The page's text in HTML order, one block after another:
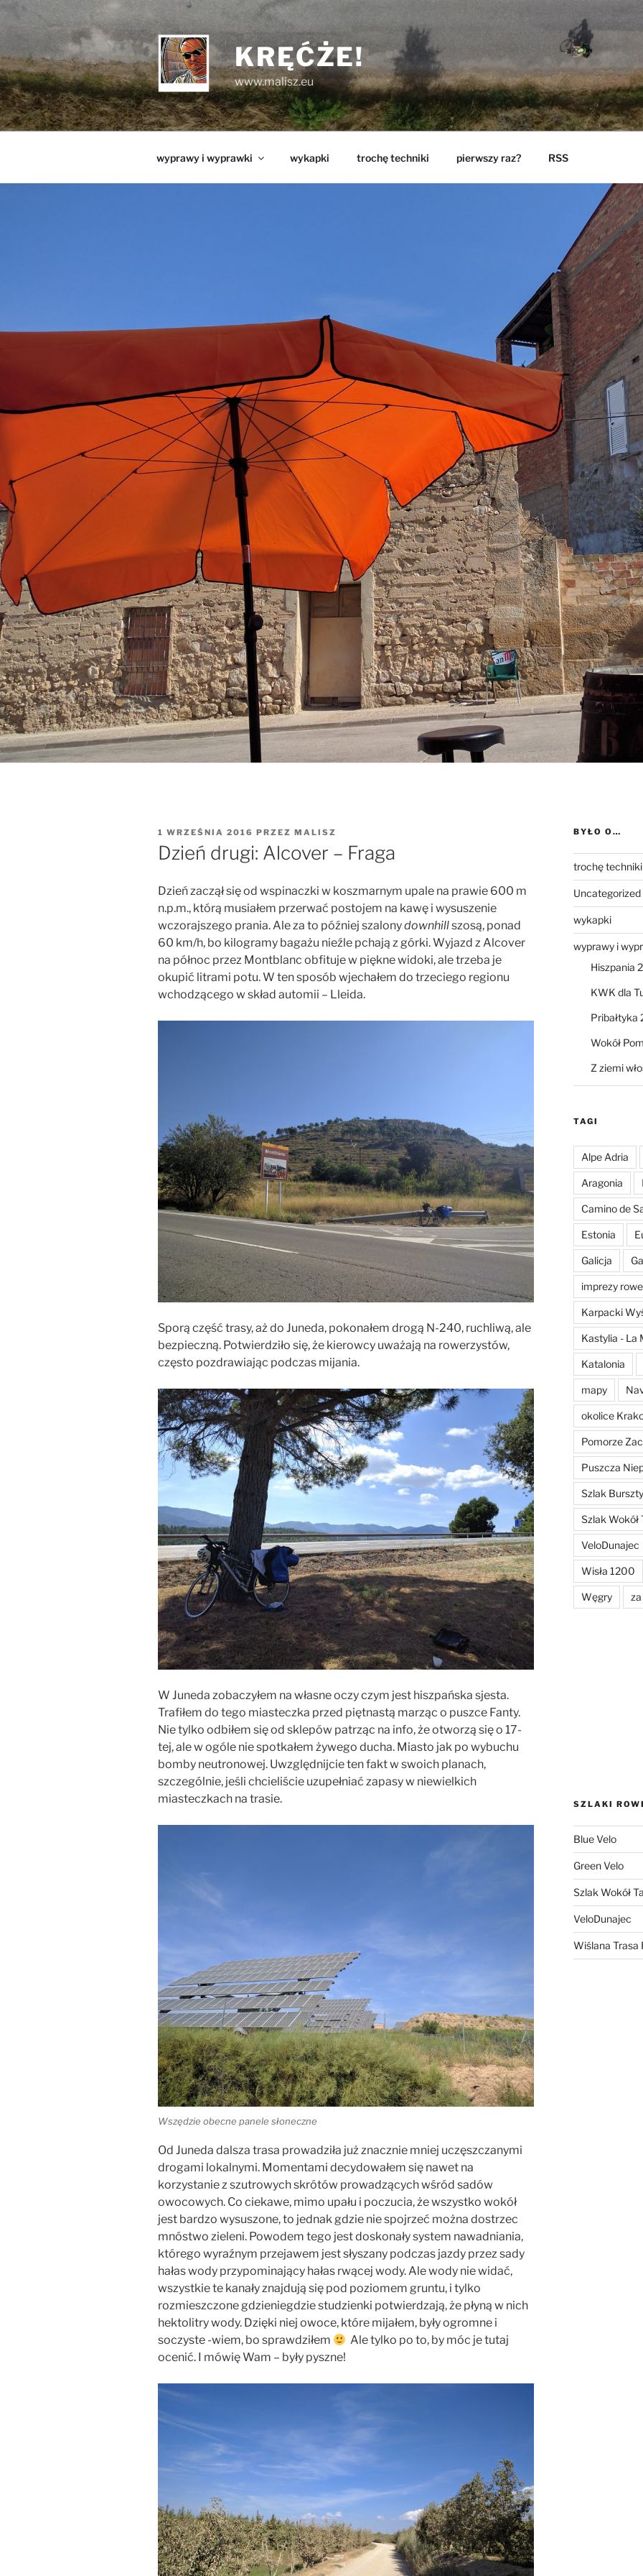
Przejdź
treści
KRĘĆŻE!
www.malisz.eu
wyprawy i wyprawki wykapki trochę techniki pierwszy raz? RSS
OPUBLIKOWANE
W
1 WRZEŚNIA 2016 PRZEZ MALISZ
Dzień drugi: Alcover – Fraga
Dzień zaczął się od wspinaczki w koszmarnym upale na prawie 600 m
n.p.m., którą musiałem przerwać postojem na kawę i wysuszenie
wczorajszego prania. Ale za to później szalonydownhillszosą, ponad
60 km/h, bo kilogramy bagażu nieźle pchają z górki. Wyjazd z Alcover
na północ przez Montblanc obfituje w piękne widoki, ale trzeba je
okupić litrami potu. W ten sposób wjechałem do trzeciego regionu
wchodzącego w skład automii – Lleida.
Sporą część trasy, aż do Juneda, pokonałem drogą N-240, ruchliwą, ale
bezpieczną. Potwierdziło się, że kierowcy uważają na rowerzystów,
często pozdrawiając podczas mijania.
W Juneda zobaczyłem na własne oczy czym jest hiszpańska sjesta.
Trafiłem do tego miasteczka przed piętnastą marząc o puszce Fanty.
Nie tylko odbiłem się od sklepów patrząc na info, że otworzą się o 17-
tej, ale w ogóle nie spotkałem żywego ducha. Miasto jak po wybuchu
bomby neutronowej. Uwzględnijcie ten fakt w swoich planach,
szczególnie, jeśli chcieliście uzupełniać zapasy w niewielkich
miasteczkach na trasie.
Wszędzie obecne panele słoneczne
Od Juneda dalsza trasa prowadziła już znacznie mniej uczęszczanymi
drogami lokalnymi. Momentami decydowałem się nawet na
korzystanie z szutrowych skrótów prowadzących wśród sadów
owocowych. Co ciekawe, mimo upału i poczucia, że wszystko wokół
jest bardzo wysuszone, to jednak gdzie nie spojrzeć można dostrzec
mnóstwo zieleni. Powodem tego jest doskonały system nawadniania,
którego wyraźnym przejawem jest słyszany podczas jazdy przez sady
hałas wody przypominający hałas rwącej wody. Ale wody nie widać,
wszystkie te kanały znajdują się pod poziomem gruntu, i tylko
rozmieszczone gdzieniegdzie studzienki potwierdzają, że płyną w nich
hektolitry wody. Dzięki niej owoce, które mijałem, były ogromne i
soczyste -wiem, bo sprawdziłem
Ale tylko po to, by móc je tutaj
ocenić. I mówię Wam – były pyszne!
BYŁO O…
trochę techniki
Uncategorized
wykapki
wyprawy i
Hiszpania
KWK dla
Pribałtyka
Wokół
Z ziemi
TAGI
Alpe Adria
Aragonia
Camino de
Estonia
Galicja
imprezy
Karpacki
Kastylia - La
Katalonia
mapy
okolice
Pomorze
Puszcza
Szlak
Szlak Wokół
VeloDunajec
Wisła 1200
Węgry
SZLAKI
Blue Velo
Green Velo
Szlak Wokół
VeloDunajec
Wiślana Trasa